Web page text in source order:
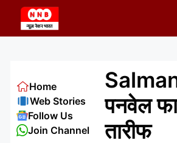
content
पनवेल
तारीफ
Home
Web Stories
Follow Us
Join Channel